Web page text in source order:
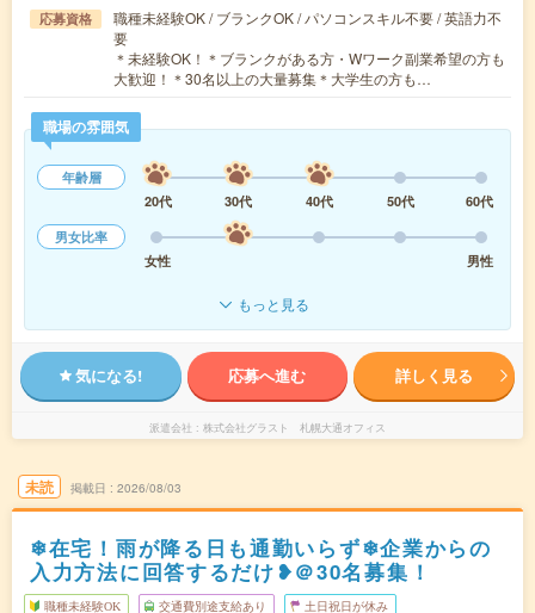
応募資格
職種未経験OK / ブランクOK / パソコンスキル不要 / 英語力不
要
＊未経験OK！＊ブランクがある方・Wワーク副業希望の方も
大歓迎！＊30名以上の大量募集＊大学生の方も…
職場の雰囲気
年齢層
20代
30代 40代 50代
60代
男女比率
女性
男性
もっと見る
気になる! 応募へ進む 詳しく見る
派遣会社 株式会社グラスト 札幌大通オフィス
未読 掲載日 2026/08/03
❄在宅！雨が降る日も通勤いらず❄企業からの
入力方法に回答するだけ❥＠30名募集！
職種未経験OK 交通費別途支給あり 土日祝日が休み